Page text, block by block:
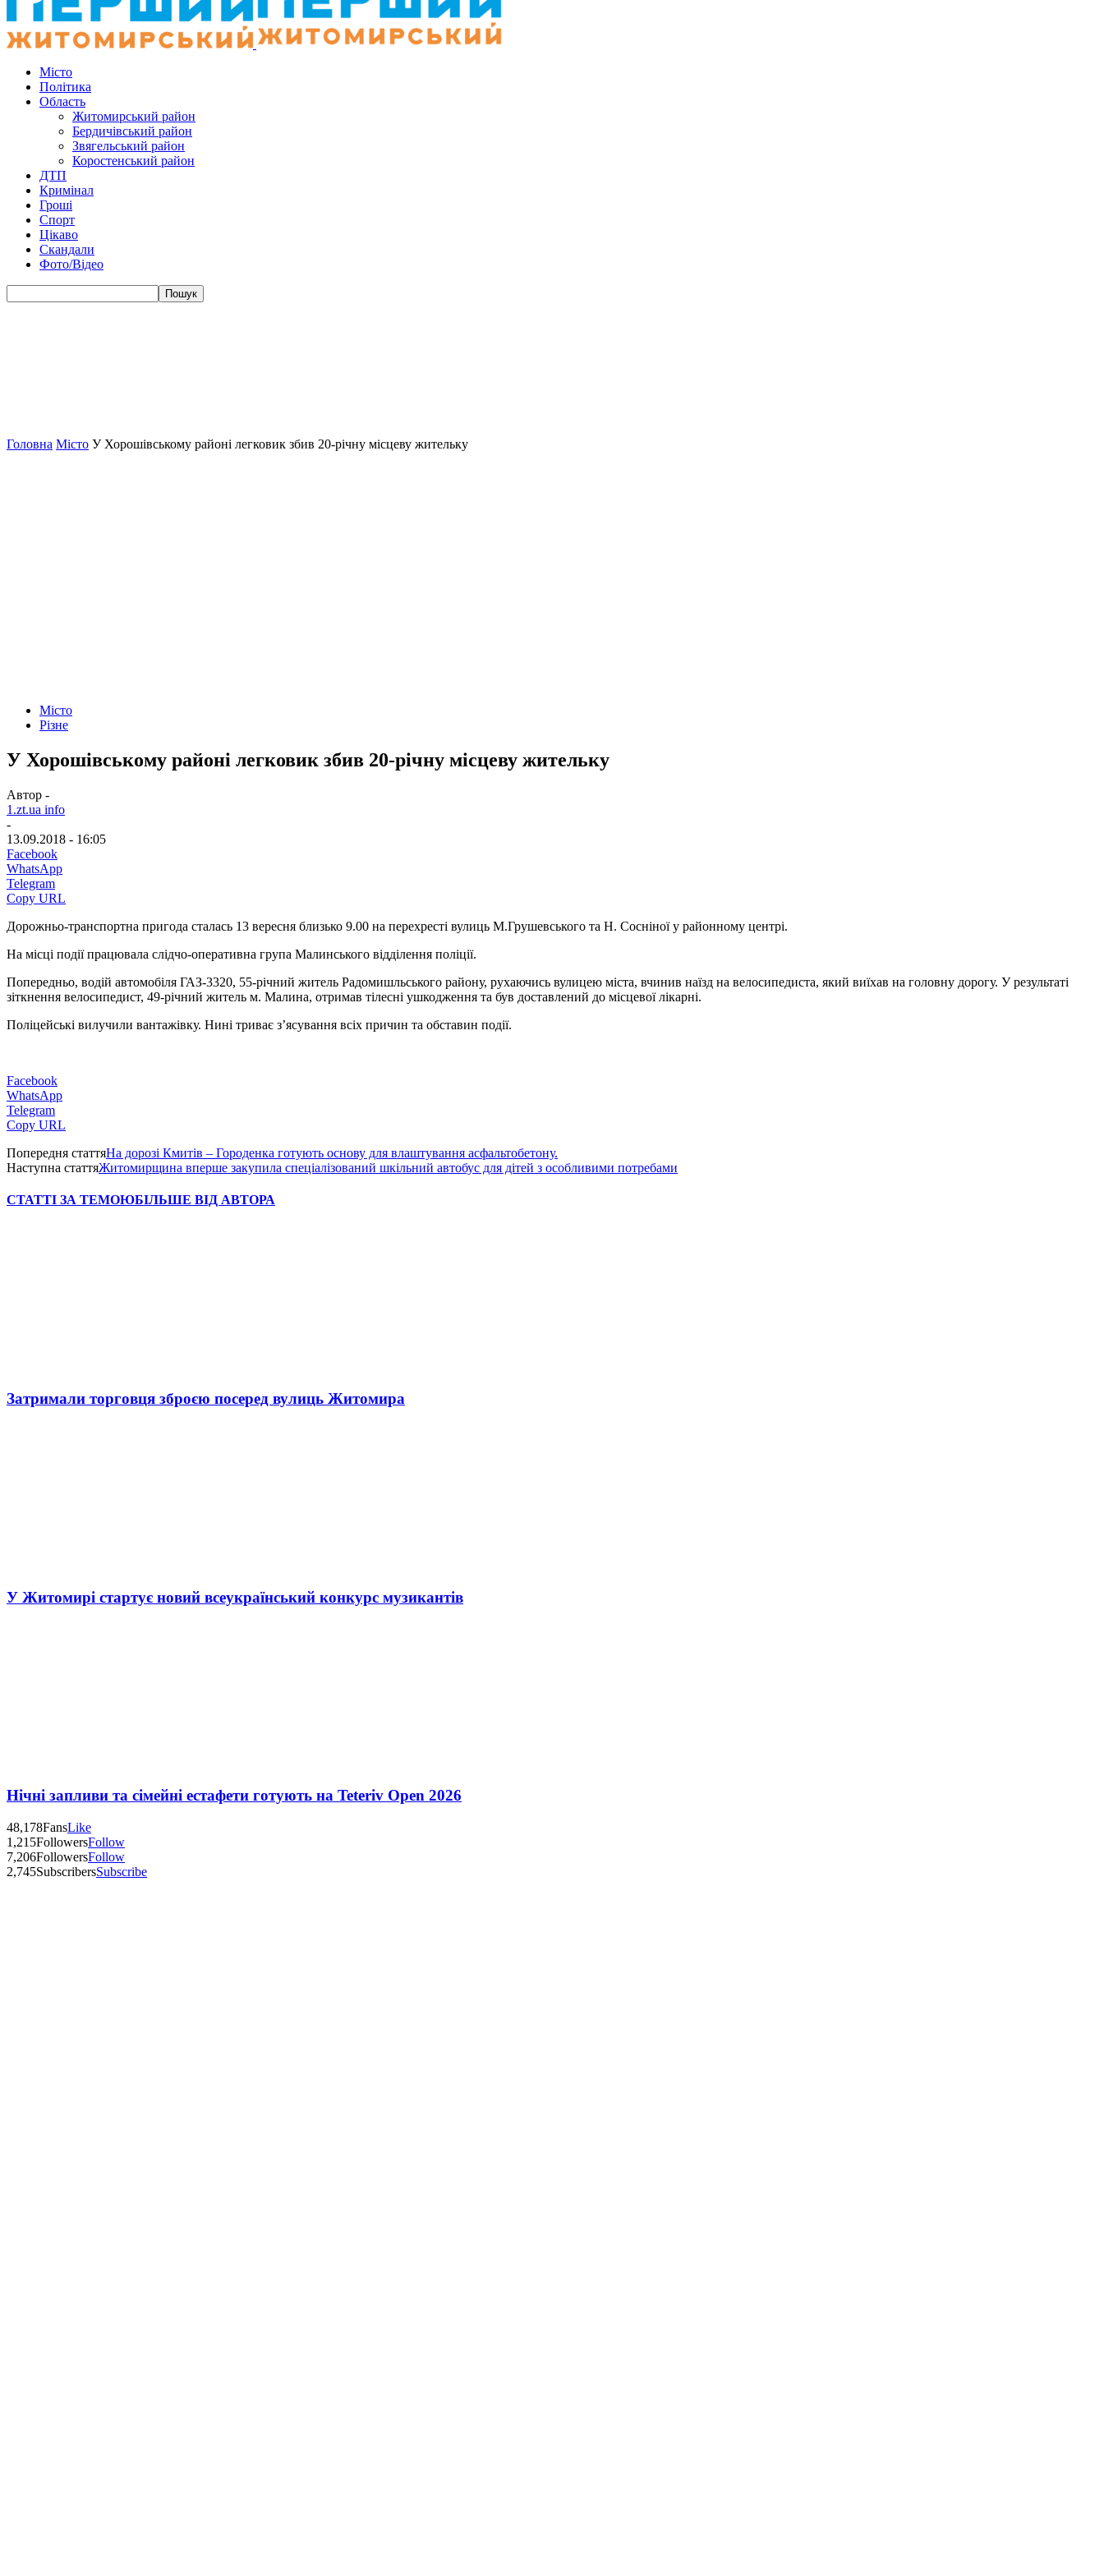
Місто
Політика
Область
Житомирський район
Бердичівський район
Звягельський район
Коростенський район
ДТП
Кримінал
Гроші
Спорт
Цікаво
Скандали
Фото/Відео
Головна Місто У Хорошівському районі легковик збив 20-річну місцеву жительку
Місто
Різне
У Хорошівському районі легковик збив 20-річну місцеву жительку
Автор -
1.zt.ua info
-
13.09.2018 - 16:05
Facebook
WhatsApp
Telegram
Copy URL
Дорожньо-транспортна пригода сталась 13 вересня близько 9.00 на перехресті вулиць М.Грушевського та Н. Сосніної у районному центрі.
На місці події працювала слідчо-оперативна група Малинського відділення поліції.
Попередньо, водій автомобіля ГАЗ-3320, 55-річний житель Радомишльського району, рухаючись вулицею міста, вчинив наїзд на велосипедиста, який виїхав на головну дорогу. У результаті
зіткнення велосипедист, 49-річний житель м. Малина, отримав тілесні ушкодження та був доставлений до місцевої лікарні.
Поліцейські вилучили вантажівку. Нині триває з’ясування всіх причин та обставин події.
Facebook
WhatsApp
Telegram
Copy URL
Попередня статтяНа дорозі Кмитів – Городенка готують основу для влаштування асфальтобетону.
Наступна статтяЖитомирщина вперше закупила спеціалізований шкільний автобус для дітей з особливими потребами
СТАТТІ ЗА ТЕМОЮБІЛЬШЕ ВІД АВТОРА
Затримали торговця зброєю посеред вулиць Житомира
У Житомирі стартує новий всеукраїнський конкурс музикантів
Нічні запливи та сімейні естафети готують на Teteriv Open 2026
48,178FansLike
1,215FollowersFollow
7,206FollowersFollow
2,745SubscribersSubscribe